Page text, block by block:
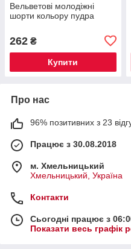
Вельветові молодіжні
шорти кольору пудра
262 ₴
Купити
Про нас
96% позитивних з 23
Працює з 30.08.2018
м. Хмельницький
Хмельницький, Україна
Контакти
Сьогодні працює з
Показати весь графік